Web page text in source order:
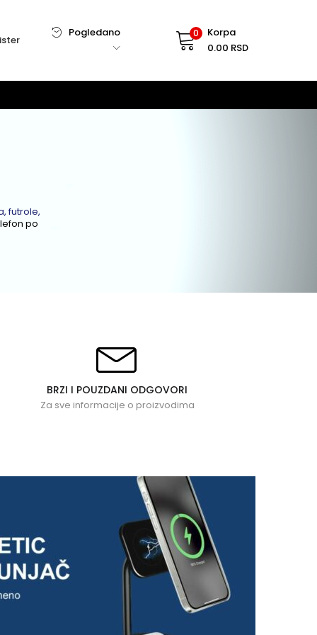
Pogledano 0
Korpa
0.00 RSD
futrole,
po
BRZI I POUZDANI ODGOVORI
Za sve informacije o proizvodima